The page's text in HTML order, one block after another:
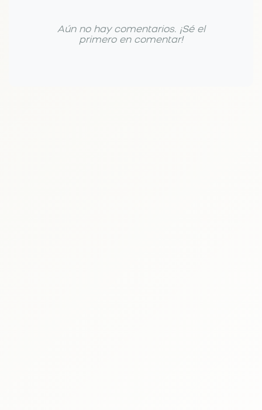
Aún no hay comentarios. ¡Sé el
primero en comentar!